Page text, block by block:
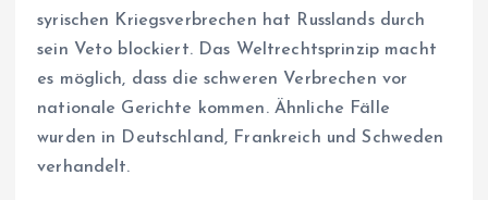
syrischen Kriegsverbrechen hat Russlands durch
sein Veto blockiert. Das Weltrechtsprinzip macht
es möglich, dass die schweren Verbrechen vor
nationale Gerichte kommen. Ähnliche Fälle
wurden in Deutschland, Frankreich und Schweden
verhandelt.